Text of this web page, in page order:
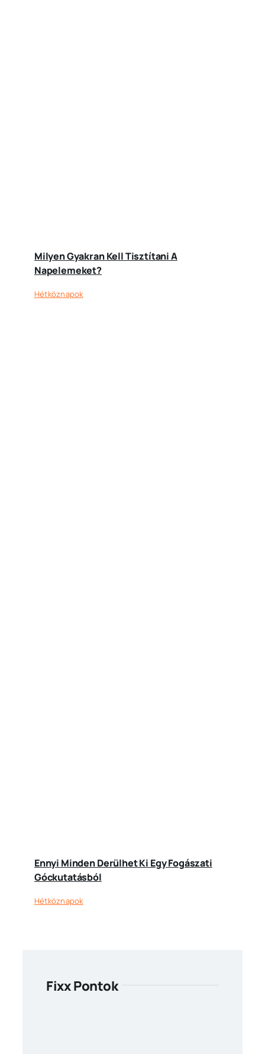
Milyen Gyakran Kell Tisztítani A
Napelemeket?
Hétköznapok
Ennyi Minden Derülhet Ki Egy Fogászati
Góckutatásból
Hétköznapok
Fixx Pontok